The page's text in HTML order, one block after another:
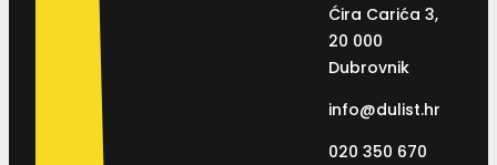
Ćira Carića 3,
20 000
Dubrovnik
info@dulist.hr
020 350 670